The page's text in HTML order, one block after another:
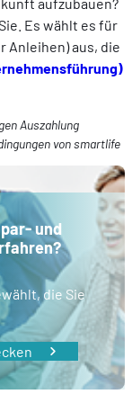
Es wählt es für
Anleihen) aus, die
Auszahlung
von smartlife
und
die Sie